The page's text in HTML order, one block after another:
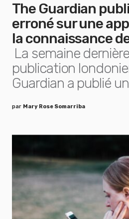
The Guardian
erroné sur une
la connaissance
La semaine
publication
Guardian a publié
par Mary Rose Somarriba